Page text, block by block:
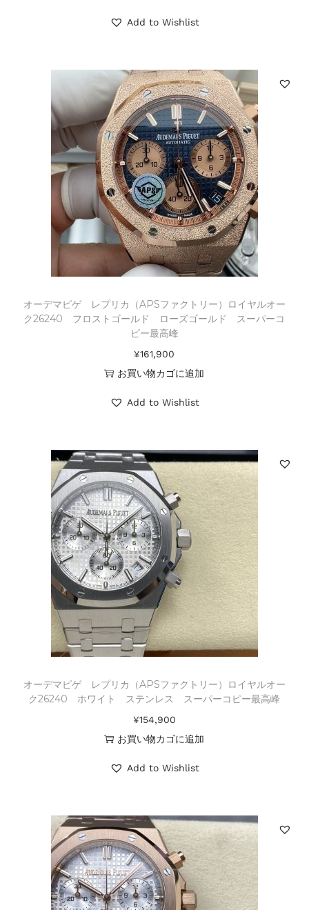
Add to Wishlist
オーデマピゲ レプリカ（APSファクトリー）ロイヤルオー
ク26240 フロストゴールド ローズゴールド スーパーコ
ピー最高峰
¥161,900
お買い物カゴに追加
Add to Wishlist
オーデマピゲ レプリカ（APSファクトリー）ロイヤルオー
ク26240 ホワイト ステンレス スーパーコピー最高峰
¥154,900
お買い物カゴに追加
Add to Wishlist